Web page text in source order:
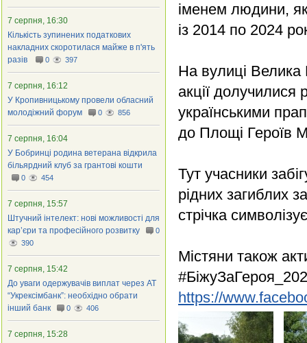
іменем людини,
із 2014 по 2024
На вулиці Велика
акції долучилися
українськими
до Площі Героїв
Тут учасники
рідних загиблих
стрічка
Містяни також
https://
7 серпня, 16:30
Кількість зупинених податкових
накладних скоротилася майже в п'ять
разів
0 397
7 серпня, 16:12
У Кропивницькому провели обласний
молодіжний форум
0 856
7 серпня, 16:04
У Бобринці родина ветерана відкрила
більярдний клуб за грантові кошти
0 454
7 серпня, 15:57
Штучний інтелект: нові можливості для
кар’єри та професійного розвитку
0
390
7 серпня, 15:42
До уваги одержувачів виплат через АТ
“Укрексімбанк”: необхідно обрати
інший банк
0 406
7 серпня, 15:28